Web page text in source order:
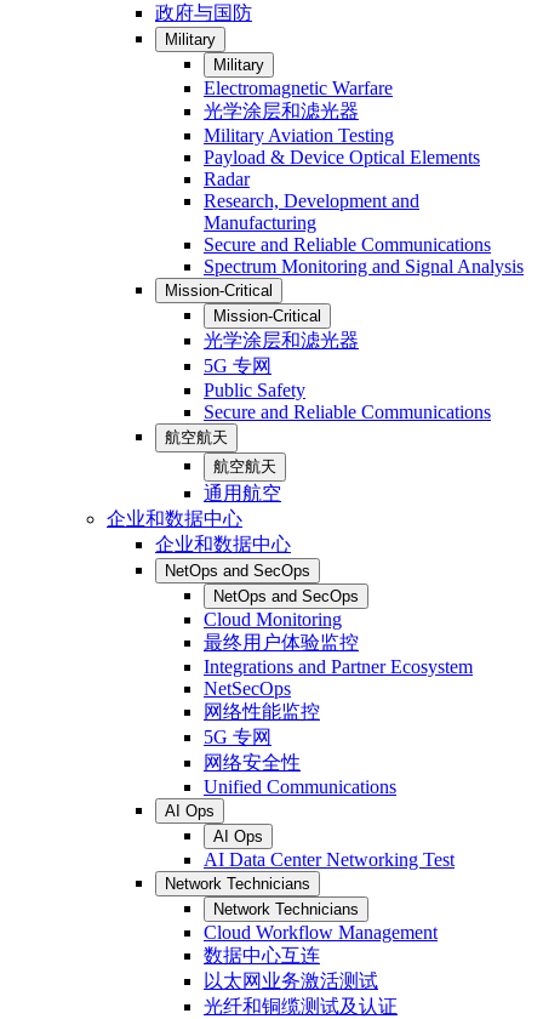
政府与国防
Military
Military
Electromagnetic Warfare
光学涂层和滤光器
Military Aviation Testing
Payload & Device Optical Elements
Radar
Research, Development and
Manufacturing
Secure and Reliable Communications
Spectrum Monitoring and Signal Analysis
Mission-Critical
Mission-Critical
光学涂层和滤光器
5G 专网
Public Safety
Secure and Reliable Communications
航空航天
航空航天
通用航空
企业和数据中心
企业和数据中心
NetOps and SecOps
NetOps and SecOps
Cloud Monitoring
最终用户体验监控
Integrations and Partner Ecosystem
NetSecOps
网络性能监控
5G 专网
网络安全性
Unified Communications
AI Ops
AI Ops
AI Data Center Networking Test
Network Technicians
Network Technicians
Cloud Workflow Management
数据中心互连
以太网业务激活测试
光纤和铜缆测试及认证